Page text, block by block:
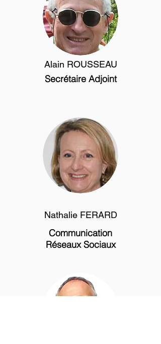
Alain ROUSSEAU
Secrétaire Adjoint
Nathalie FERARD
Communication
Réseaux Sociaux